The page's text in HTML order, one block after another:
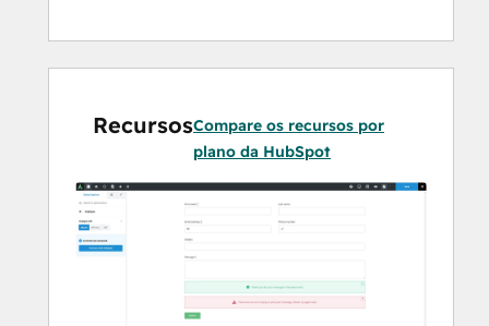
RecursosCompare os recursos por
plano da HubSpot